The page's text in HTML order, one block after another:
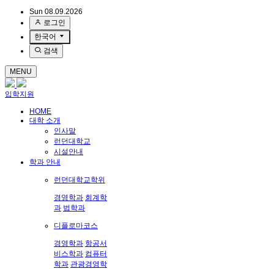
Sun 08.09.2026
로그인
한국어
검색
MENU
입학지원
HOME
대학 소개
인사말
런던대학교
시설안내
학과 안내
런던대학교학위
경영학과 회계학
과 법학과
디플로마코스
경영학과 항공서
비스학과 컴퓨터
학과 관광경영학